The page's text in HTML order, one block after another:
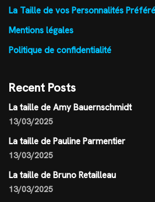
La Taille de vos Personnalités
Mentions légales
Politique de confidentialité
Recent Posts
La taille de Amy Bauernschmidt
13/03/2025
La taille de Pauline Parmentier
13/03/2025
La taille de Bruno Retailleau
13/03/2025